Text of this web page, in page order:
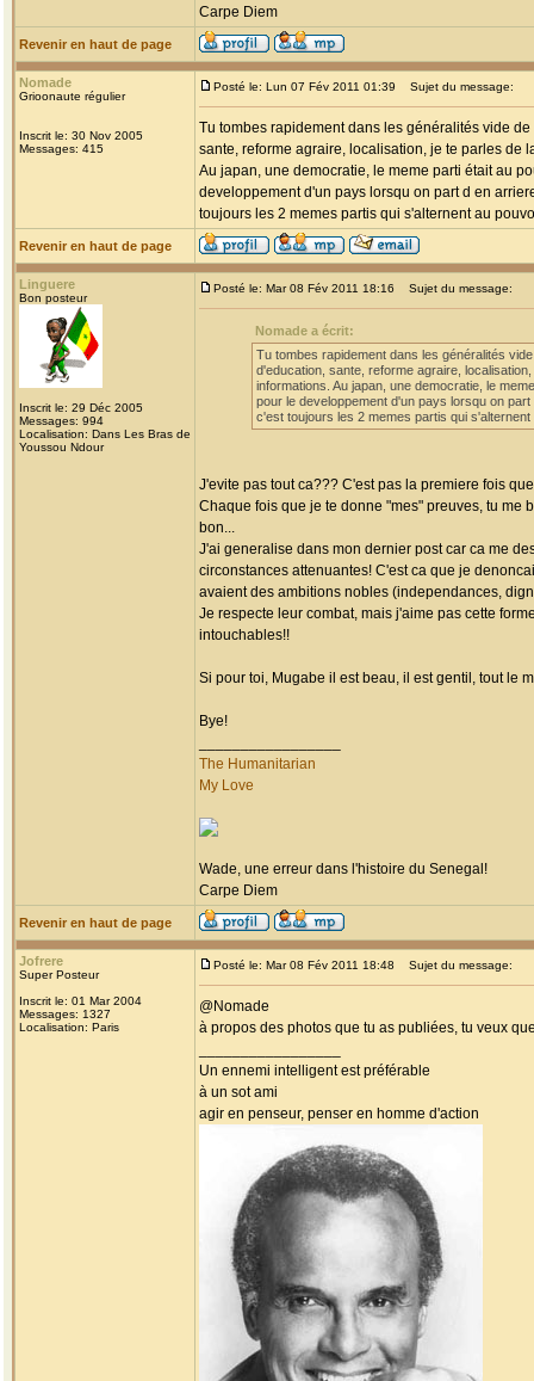
Carpe Diem
Revenir en haut de page
Nomade
Grioonaute régulier
Inscrit le: 30 Nov 2005
Messages: 415
Posté le: Lun 07 Fév 2011 01:39 Sujet du message:
Tu tombes rapidement dans les généralités vide
sante, reforme agraire, localisation, je te parles de
Au japan, une democratie, le meme parti était au
developpement d'un pays lorsqu on part d en
toujours les 2 memes partis qui s'alternent au
Revenir en haut de page
Linguere
Bon posteur
Inscrit le: 29 Déc 2005
Messages: 994
Localisation: Dans Les Bras de
Youssou Ndour
Posté le: Mar 08 Fév 2011 18:16 Sujet du message:
Nomade a écrit:
Tu tombes rapidement dans les généralités
d'education, sante, reforme agraire,
informations. Au japan, une democratie, le
pour le developpement d'un pays lorsqu on
c'est toujours les 2 memes partis qui
J'evite pas tout ca??? C'est pas la premiere fois
Chaque fois que je te donne "mes" preuves, tu me
bon...
J'ai generalise dans mon dernier post car ca me
circonstances attenuantes! C'est ca que je
avaient des ambitions nobles (independances,
Je respecte leur combat, mais j'aime pas cette
intouchables!!
Si pour toi, Mugabe il est beau, il est gentil, tout le
Bye!
The Humanitarian
My Love
Wade, une erreur dans l'histoire du Senegal!
Carpe Diem
Revenir en haut de page
Jofrere
Super Posteur
Inscrit le: 01 Mar 2004
Messages: 1327
Localisation: Paris
Posté le: Mar 08 Fév 2011 18:48 Sujet du message:
@Nomade
à propos des photos que tu as publiées, tu veux
Un ennemi intelligent est préférable
à un sot ami
agir en penseur, penser en homme d'action